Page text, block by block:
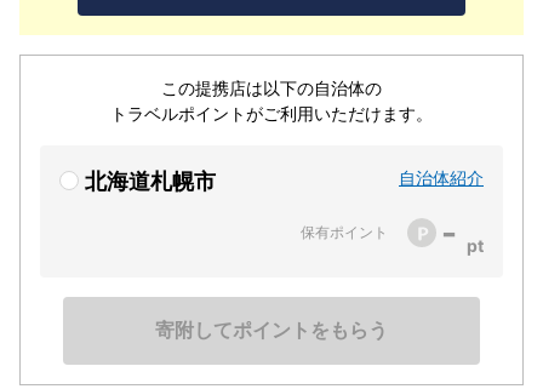
この提携店は以下の自治体の
トラベルポイントがご利用いただけます。
北海道札幌市 自治体紹介
保有ポイント -
寄附してポイントをもらう
る、豊かで穏やかなひとときをお過ごしください。